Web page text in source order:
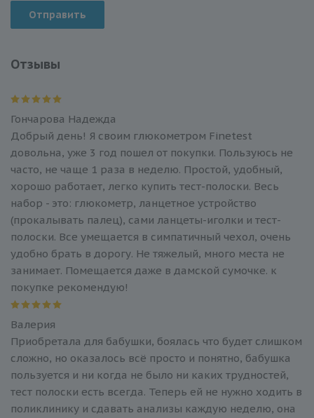
Отправить
Отзывы
Гончарова Надежда
Добрый день! Я своим глюкометром Finetest
довольна, уже 3 год пошел от покупки. Пользуюсь не
часто, не чаще 1 раза в неделю. Простой, удобный,
хорошо работает, легко купить тест-полоски. Весь
набор - это: глюкометр, ланцетное устройство
(прокалывать палец), сами ланцеты-иголки и тест-
полоски. Все умещается в симпатичный чехол, очень
удобно брать в дорогу. Не тяжелый, много места не
занимает. Помещается даже в дамской сумочке. к
покупке рекомендую!
Валерия
Приобретала для бабушки, боялась что будет слишком
сложно, но оказалось всё просто и понятно, бабушка
пользуется и ни когда не было ни каких трудностей,
тест полоски есть всегда. Теперь ей не нужно ходить в
поликлинику и сдавать анализы каждую неделю, она